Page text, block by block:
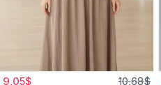
9,05$ 10,68$